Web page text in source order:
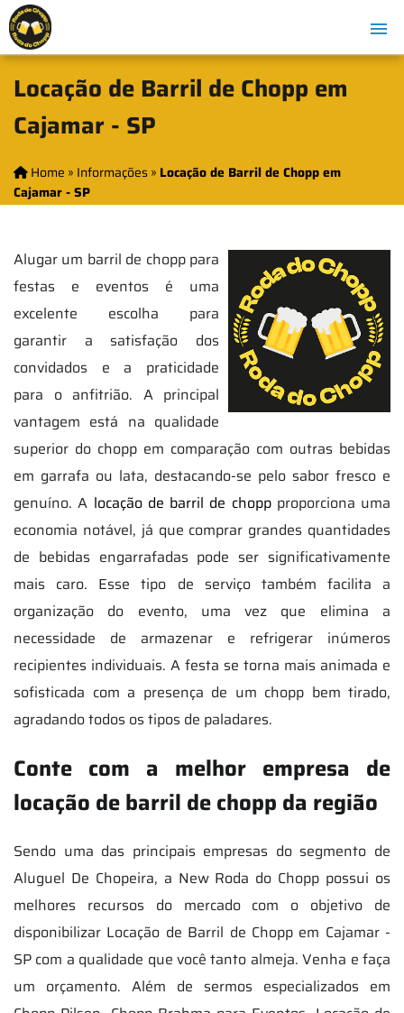
Locação de Barril de Chopp em
Cajamar - SP
Home » Informações» Locação de Barril de Chopp em
Cajamar - SP
Alugar um barril de chopp para
festas e eventos é uma
excelente escolha para
garantir a satisfação dos
convidados e a praticidade
para o anfitrião. A principal
vantagem está na qualidade
superior do chopp em comparação com outras bebidas
em garrafa ou lata, destacando-se pelo sabor fresco e
genuíno. A locação de barril de choppproporciona uma
economia notável, já que comprar grandes quantidades
de bebidas engarrafadas pode ser significativamente
mais caro. Esse tipo de serviço também facilita a
organização do evento, uma vez que elimina a
necessidade de armazenar e refrigerar inúmeros
recipientes individuais. A festa se torna mais animada e
sofisticada com a presença de um chopp bem tirado,
agradando todos os tipos de paladares.
Conte com a melhor empresa de
locação de barril de chopp da região
Sendo uma das principais empresas do segmento de
Aluguel De Chopeira, a New Roda do Chopp possui os
melhores recursos do mercado com o objetivo de
disponibilizar Locação de Barril de Chopp em Cajamar -
SP com a qualidade que você tanto almeja. Venha e faça
um orçamento. Além de sermos especializados em